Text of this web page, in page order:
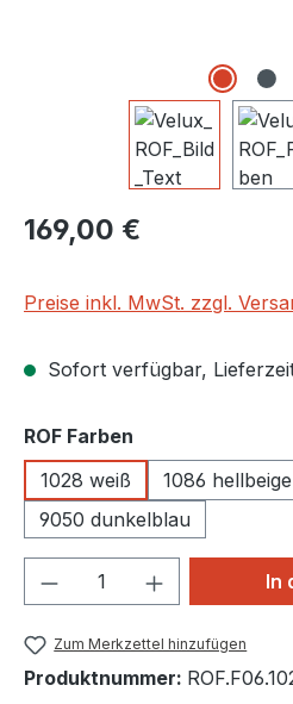
Regulärer Preis:
169,00 €
Preise inkl. MwSt. zzgl.
Sofort verfügbar,
ROF Farben
1028 weiß
1086 hellbeige
9050 dunkelblau
Produkt Anzahl: In
Zum Merkzettel hinzufügen
Produktnummer: